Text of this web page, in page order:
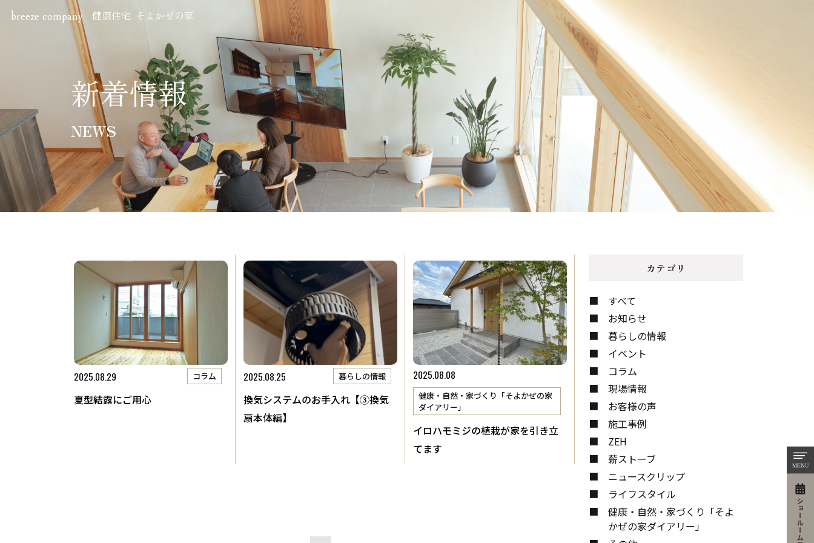
breeze company 健康住宅 そよかぜの家
京都府木津川市山城町綺田神ノ木5-3
0774-86-4962
Home
ホーム
About Us
私たちについて
Reason
選ばれる理由
Performance
住宅性能
Order House
注文住宅
Works
施工事例
Show Room
ショールーム
FAQ
よくある質問
Topics
トピックス
News
新着情報
Company
会社概要
Contact
新着情報
NEWS
2025.08.29 コラム
夏型結露にご用心
2025.08.25 暮らしの情報
換気システムのお手入れ【③換気
扇本体編】
2025.08.08
健康・自然・家づくり「そよかぜの家
ダイアリー」
イロハモミジの植栽が家を引き立
てます
カテゴリ
すべて
お知らせ
暮らしの情報
イベント
コラム
現場情報
お客様の声
施工事例
ZEH
薪ストーブ
ニュースクリップ
ライフスタイル
健康・自然・家づくり「そよ
かぜの家ダイアリー」